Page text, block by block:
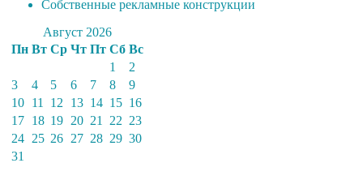
Собственные рекламные конструкции
Август 2026
Пн Вт Ср Чт Пт Сб Вс
1
2
3
4 5 6 7 8
9
10 11 12 13 14 15 16
17 18 19 20 21 22 23
24 25 26 27 28 29 30
31